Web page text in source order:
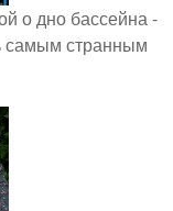
о дно бассейна -
самым странным